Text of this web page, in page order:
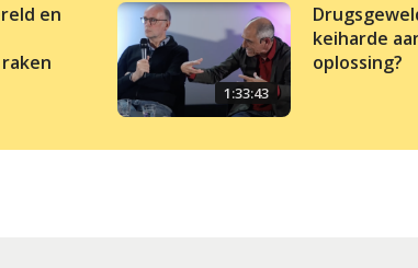
en
1:33:43
keiharde
oplossing?